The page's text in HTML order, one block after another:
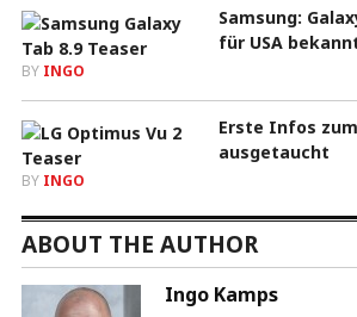
Samsung:
für USA
BY INGO
Erste Infos
ausgetaucht
BY INGO
ABOUT THE AUTHOR
Ingo Kamps